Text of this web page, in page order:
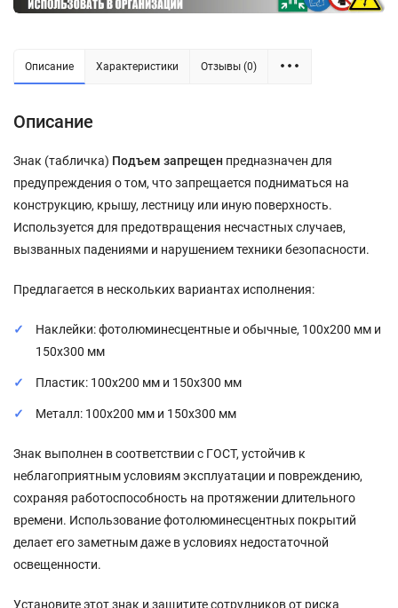
Описание Характеристики Отзывы (0)
Описание
Знак (табличка) Подъем запрещен предназначен для
предупреждения о том, что запрещается подниматься на
конструкцию, крышу, лестницу или иную поверхность.
Используется для предотвращения несчастных случаев,
вызванных падениями и нарушением техники безопасности.
Предлагается в нескольких вариантах исполнения:
Наклейки: фотолюминесцентные и обычные, 100x200 мм и
150x300 мм
Пластик: 100x200 мм и 150x300 мм
Металл: 100x200 мм и 150x300 мм
Знак выполнен в соответствии с ГОСТ, устойчив к
неблагоприятным условиям эксплуатации и повреждению,
сохраняя работоспособность на протяжении длительного
времени. Использование фотолюминесцентных покрытий
делает его заметным даже в условиях недостаточной
освещенности.
Установите этот знак и защитите сотрудников от риска